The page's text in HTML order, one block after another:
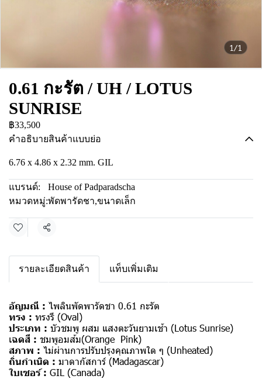
1/1
0.61 กะรัต / UH / LOTUS
SUNRISE
฿33,500
คำอธิบายสินค้าแบบย่อ
6.76 x 4.86 x 2.32 mm. GIL
แบรนด์:
House of Padparadscha
หมวดหมู่:พัดพารัดชา,ขนาดเล็ก
แชร์
รายละเอียดสินค้า แท็บเพิ่มเติม
อัญมณี : ไพลินพัดพารัดชา 0.61 กะรัต
ทรง : ทรงรี (Oval)
ประเภท : บัวชมพู ผสม แสงตะวันยามเช้า (Lotus Sunrise)
เฉดสี : ชมพูอมส้ม(Orange Pink)
สภาพ : ไม่ผ่านการปรับปรุงคุณภาพใด ๆ (Unheated)
ถิ่นกำเนิด : มาดากัสการ์ (Madagascar)
ใบเซอร์ : GIL (Canada)